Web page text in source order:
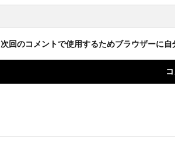
次回のコメントで使用するためブラウザーに